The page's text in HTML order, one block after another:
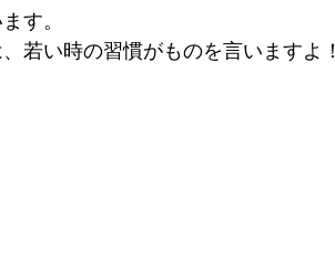
す。
若い時の習慣がものを言いますよ！